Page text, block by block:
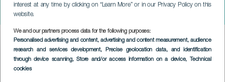
interest at any time by clicking on “Learn More” or in our Privacy Policy on this
website.
We and our partners process data for the following purposes:
Personalised advertising and content, advertising and content measurement, audience
research and services development, Precise geolocation data, and identification
through device scanning, Store and/or access information on a device, Technical
cookies
The Plan! - Rubén García
Imagen
Listado